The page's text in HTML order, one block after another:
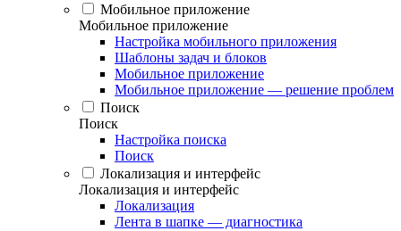
Мобильное приложение
Мобильное приложение
Настройка мобильного приложения
Шаблоны задач и блоков
Мобильное приложение
Мобильное приложение — решение проблем
Поиск
Поиск
Настройка поиска
Поиск
Локализация и интерфейс
Локализация и интерфейс
Локализация
Лента в шапке — диагностика